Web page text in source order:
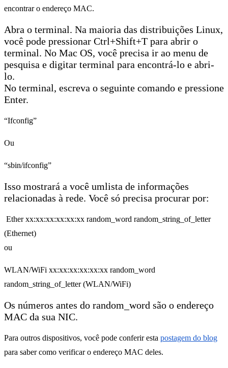
encontrar o endereço MAC.
Abra o terminal. Na maioria das distribuições Linux,
você pode pressionar Ctrl+Shift+T para abrir o
terminal. No Mac OS, você precisa ir ao menu de
pesquisa e digitar terminal para encontrá-lo e abri-
lo.
No terminal, escreva o seguinte comando e pressione
Enter.
“Ifconfig”
Ou
“sbin/ifconfig”
Isso mostrará a você umlista de informações
relacionadas à rede. Você só precisa procurar por:
Ether xx:xx:xx:xx:xx:xx random_word random_string_of_letter
(Ethernet)
ou
WLAN/WiFi xx:xx:xx:xx:xx:xx random_word
random_string_of_letter (WLAN/WiFi)
Os números antes do random_word são o endereço
MAC da sua NIC.
Para outros dispositivos, você pode conferir esta postagem do blog
para saber como verificar o endereço MAC deles.